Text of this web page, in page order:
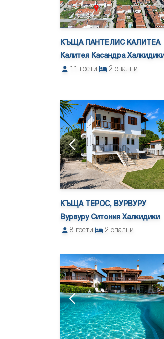
КЪЩА ПАНТЕЛИС КАЛИТЕА
Калитея Касандра Халкидики
гости 2 спални
КЪЩА ТЕРОС, ВУРВУРУ
Вурвуру Ситония Халкидики
8 гости 2 спални